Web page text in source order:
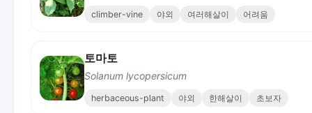
climber-vine 야외 여러해살이 어려움
토마토
Solanum lycopersicum
herbaceous-plant 야외 한해살이 초보자